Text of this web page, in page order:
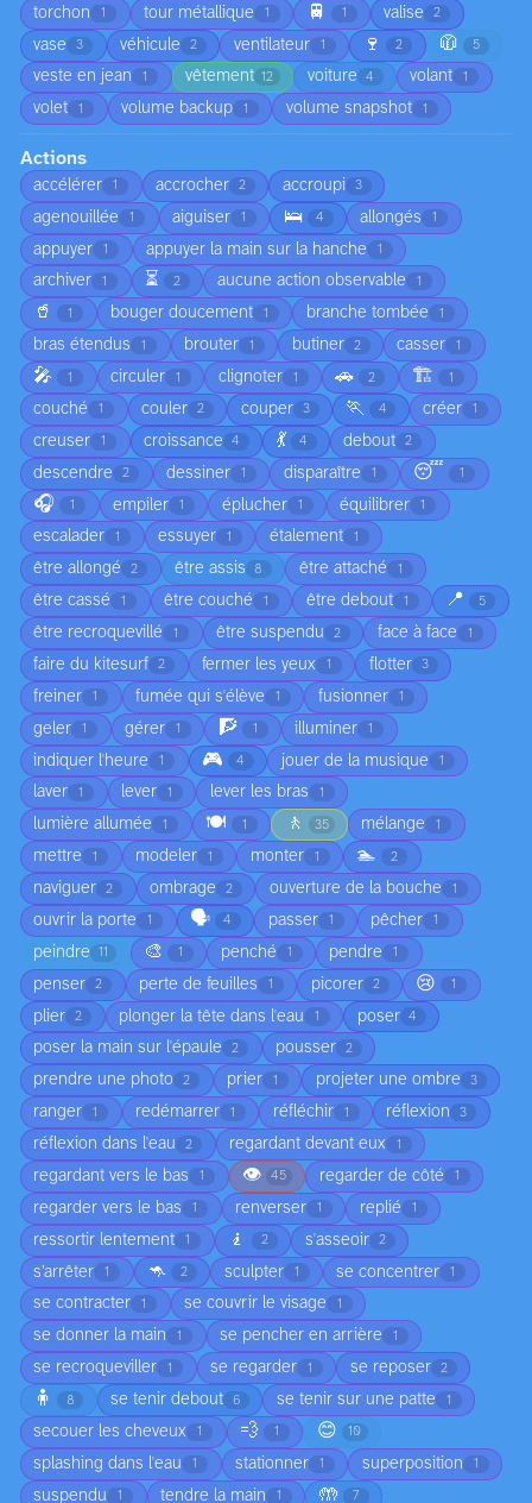
torchon 1 tour métallique 1 🚆 1 valise 2
vase 3 véhicule 2 ventilateur 1 🍷 2 🧥 5
veste en jean 1 vêtement 12 voiture 4 volant 1
volet 1 volume backup 1 volume snapshot 1
Actions
accélérer 1 accrocher 2 accroupi 3
agenouillée 1 aiguiser 1 🛌 4 allongés 1
appuyer 1 appuyer la main sur la hanche 1
archiver 1 ⏳ 2 aucune action observable 1
🥤 1 bouger doucement 1 branche tombée 1
bras étendus 1 brouter 1 butiner 2 casser 1
🎤 1 circuler 1 clignoter 1 🚗 2 🏗️ 1
couché 1 couler 2 couper 3 🏃 4 créer 1
creuser 1 croissance 4 💃 4 debout 2
descendre 2 dessiner 1 disparaître 1 😴 1
🎧 1 empiler 1 éplucher 1 équilibrer 1
escalader 1 essuyer 1 étalement 1
être allongé 2 être assis 8 être attaché 1
être cassé 1 être couché 1 être debout 1 📍 5
être recroquevillé 1 être suspendu 2 face à face 1
faire du kitesurf 2 fermer les yeux 1 flotter 3
freiner 1 fumée qui s'élève 1 fusionner 1
geler 1 gérer 1 🧗 1 illuminer 1
indiquer l'heure 1 🎮 4 jouer de la musique 1
laver 1 lever 1 lever les bras 1
lumière allumée 1 🍽️ 1 🚶 35 mélange 1
mettre 1 modeler 1 monter 1 🏊 2
naviguer 2 ombrage 2 ouverture de la bouche 1
ouvrir la porte 1 🗣️ 4 passer 1 pêcher 1
peindre 11 🎨 1 penché 1 pendre 1
penser 2 perte de feuilles 1 picorer 2 😢 1
plier 2 plonger la tête dans l'eau 1 poser 4
poser la main sur l'épaule 2 pousser 2
prendre une photo 2 prier 1 projeter une ombre 3
ranger 1 redémarrer 1 réfléchir 1 réflexion 3
réflexion dans l'eau 2 regardant devant eux 1
regardant vers le bas 1 👁️ 45 regarder de côté 1
regarder vers le bas 1 renverser 1 replié 1
ressortir lentement 1 🧎 2 s'asseoir 2
s’arrêter 1 🦘 2 sculpter 1 se concentrer 1
se contracter 1 se couvrir le visage 1
se donner la main 1 se pencher en arrière 1
se recroqueviller 1 se regarder 1 se reposer 2
🧍 8 se tenir debout 6 se tenir sur une patte 1
secouer les cheveux 1 💨 1 😊 10
splashing dans l'eau 1 stationner 1 superposition 1
suspendu 1 tendre la main 1 🤲 7